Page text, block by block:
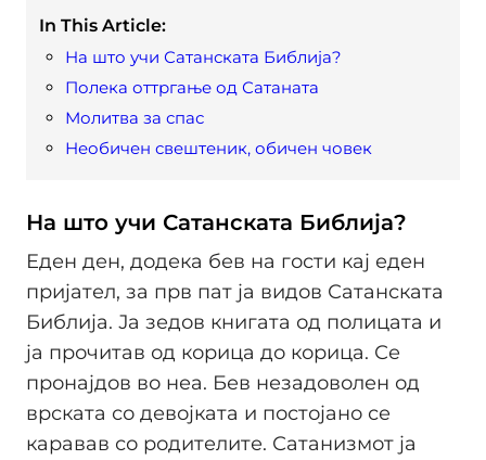
In This Article:
На што учи Сатанската Библија?
Полека оттргање од Сатаната
Молитва за спас
Необичен свештеник, обичен човек
На што учи Сатанската Библија?
Еден ден, додека бев на гости кај еден
пријател, за прв пат ја видов Сатанската
Библија. Ја зедов книгата од полицата и
ја прочитав од корица до корица. Се
пронајдов во неа. Бев незадоволен од
врската со девојката и постојано се
каравав со родителите. Сатанизмот ја